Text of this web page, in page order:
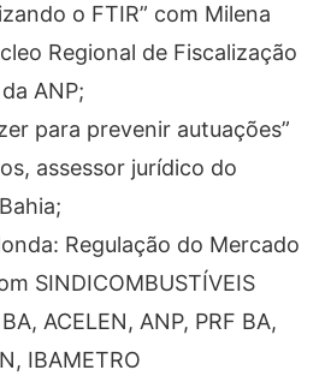
o FTIR” com Milena
Regional de Fiscalização
ANP;
para prevenir autuações”
assessor jurídico do
Regulação do Mercado
SINDICOMBUSTÍVEIS
ACELEN, ANP, PRF BA,
IBAMETRO